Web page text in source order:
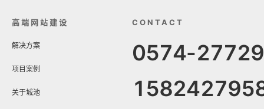
高端网站建设
解决方案
项目案例
关于城池
CONTACT
0574-